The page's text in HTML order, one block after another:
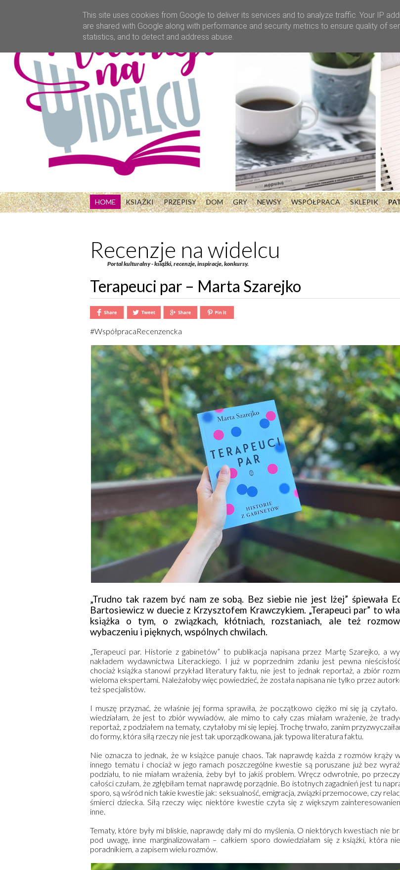
HOME KSIĄŻKI PRZEPISY DOM GRY NEWSY WSPÓŁPRACA SKLEPIK
Recenzje na widelcu
Portal kulturalny - książki, recenzje, inspiracje, konkursy.
Terapeuci par – Marta Szarejko
#WspółpracaRecenzencka
„Trudno tak razem być nam ze sobą. Bez siebie nie jest lżej” śpiewała
Bartosiewicz w duecie z Krzysztofem Krawczykiem. „Terapeuci par” to
książka o tym, o związkach, kłótniach, rozstaniach, ale też
wybaczeniu i pięknych, wspólnych chwilach.
„Terapeuci par. Historie z gabinetów” to publikacja napisana przez Martę Szarejko, a
nakładem wydawnictwa Literackiego. I już w poprzednim zdaniu jest pewna
chociaż książka stanowi przykład literatury faktu, nie jest to jednak reportaż, a zbiór
wieloma ekspertami. Należałoby więc powiedzieć, że została napisana nie tylko przez
też specjalistów.
I muszę przyznać, że właśnie jej forma sprawiła, że początkowo ciężko mi się ją
wiedziałam, że jest to zbiór wywiadów, ale mimo to cały czas miałam wrażenie, że
reportaż, z podziałem na tematy, czytałoby mi się lepiej. Trochę trwało, zanim
do formy, która siłą rzeczy nie jest tak uporządkowana, jak typowa literatura faktu.
Nie oznacza to jednak, że w książce panuje chaos. Tak naprawdę każda z rozmów krąży
innego tematu i chociaż w jego ramach poszczególne kwestie są poruszane już bez
podziału, to nie miałam wrażenia, żeby był to jakiś problem. Wręcz odwrotnie, po
całości czułam, że zgłębiłam temat naprawdę porządnie. Bo istotnych zagadnień jest tu
sporo, są wśród nich takie kwestie jak: seksualność, emigracja, związki przemocowe, czy
śmierci dziecka. Siłą rzeczy więc niektóre kwestie czyta się z większym
inne.
Tematy, które były mi bliskie, naprawdę dały mi do myślenia. O niektórych kwestiach nie
pod uwagę, inne marginalizowałam – całkiem sporo dowiedziałam się z książki, która
poradnikiem, a zapisem wielu rozmów.
This site uses cookies from Google to deliver its services and to analyze traffic. Your IP
are shared with Google along with performance and security metrics to ensure quality of
statistics, and to detect and address abuse.